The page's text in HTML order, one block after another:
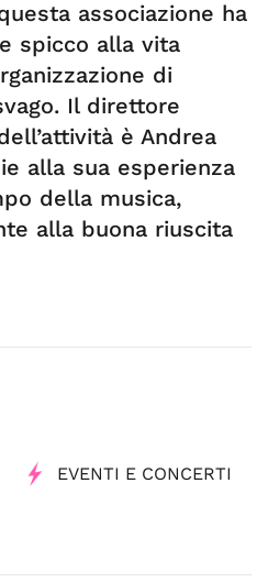
associazione ha
spicco alla vita
di
Il direttore
è Andrea
alla sua esperienza
della musica,
alla buona riuscita
EVENTI E CONCERTI